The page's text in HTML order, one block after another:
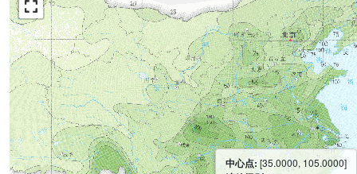
中心点:[35.0000, 105.0000]